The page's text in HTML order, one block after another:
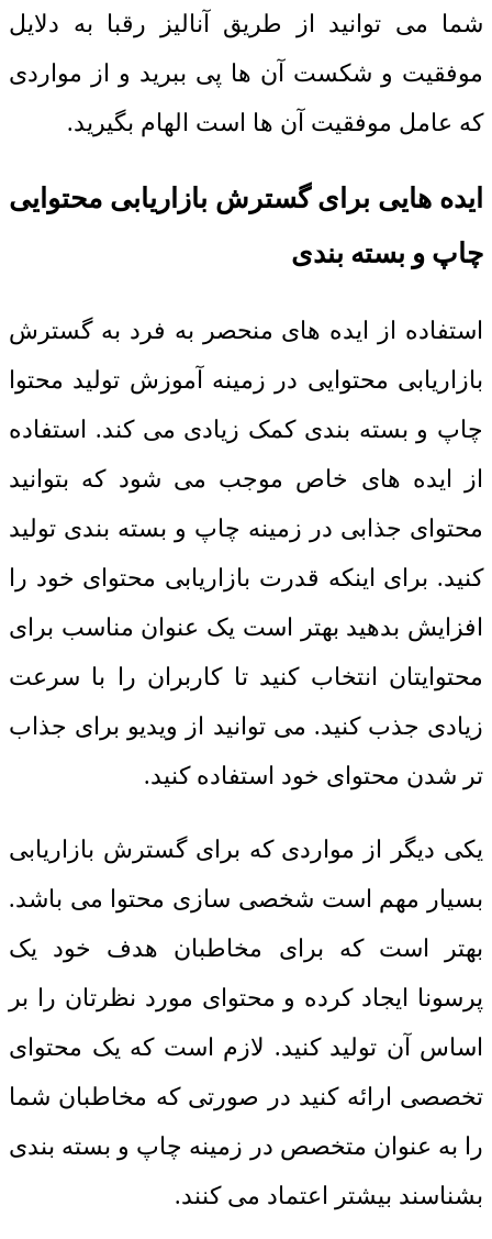
شما می توانید از طریق آنالیز رقبا به دلایل
موفقیت و شکست آن ها پی ببرید و از مواردی
که عامل موفقیت آن ها است الهام بگیرید.
ایده هایی برای گسترش بازاریابی محتوایی
چاپ و بسته بندی
استفاده از ایده های منحصر به فرد به گسترش
بازاریابی محتوایی در زمینه آموزش تولید محتوا
چاپ و بسته بندی کمک زیادی می کند. استفاده
از ایده های خاص موجب می شود که بتوانید
محتوای جذابی در زمینه چاپ و بسته بندی تولید
کنید. برای اینکه قدرت بازاریابی محتوای خود را
افزایش بدهید بهتر است یک عنوان مناسب برای
محتوایتان انتخاب کنید تا کاربران را با سرعت
زیادی جذب کنید. می توانید از ویدیو برای جذاب
تر شدن محتوای خود استفاده کنید.
یکی دیگر از مواردی که برای گسترش بازاریابی
بسیار مهم است شخصی سازی محتوا می باشد.
بهتر است که برای مخاطبان هدف خود یک
پرسونا ایجاد کرده و محتوای مورد نظرتان را بر
اساس آن تولید کنید. لازم است که یک محتوای
تخصصی ارائه کنید در صورتی که مخاطبان شما
را به عنوان متخصص در زمینه چاپ و بسته بندی
بشناسند بیشتر اعتماد می کنند.